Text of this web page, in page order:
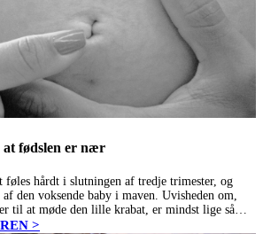
at fødslen er nær
føles hårdt i slutningen af tredje trimester, og
den voksende baby i maven. Uvisheden om,
til at møde den lille krabat, er mindst lige så
er,…
>